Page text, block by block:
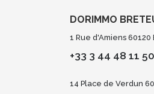
DORIMMO
1 Rue d'Amiens
+33 3 44 48 11 50
14 Place de Verdun